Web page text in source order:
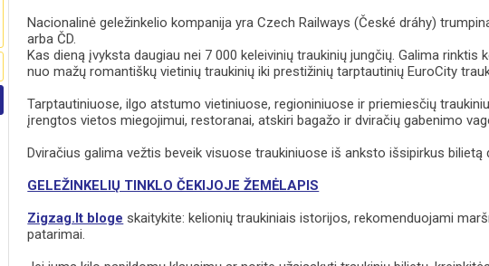
Nacionalinė geležinkelio kompanija yra Czech Railways (České dráhy)
arba ČD.
Kas dieną įvyksta daugiau nei 7 000 keleivinių traukinių jungčių. Galima rinktis
nuo mažų romantiškų vietinių traukinių iki prestižinių tarptautinių EuroCity
Tarptautiniuose, ilgo atstumo vietiniuose, regioniniuose ir priemiesčių
įrengtos vietos miegojimui, restoranai, atskiri bagažo ir dviračių gabenimo
Dviračius galima vežtis beveik visuose traukiniuose iš anksto išsipirkus bilietą
GELEŽINKELIŲ TINKLO ČEKIJOJE ŽEMĖLAPIS
Zigzag.lt bloge skaitykite: kelionių traukiniais istorijos, rekomenduojami
patarimai.